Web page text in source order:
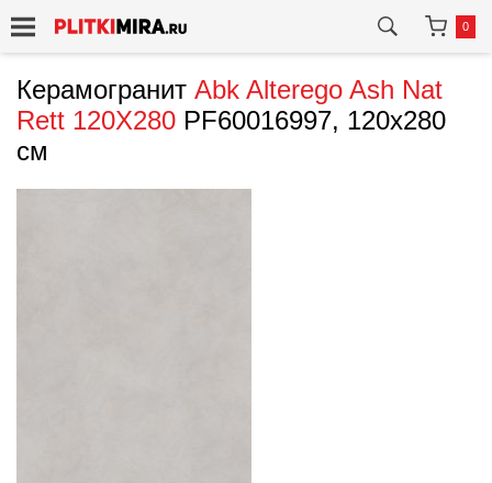
0
Керамогранит Abk Alterego Ash Nat
Rett 120X280 PF60016997, 120x280
см